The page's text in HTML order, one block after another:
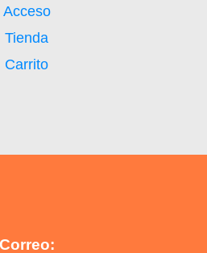
Acceso
Tienda
Carrito
Correo: